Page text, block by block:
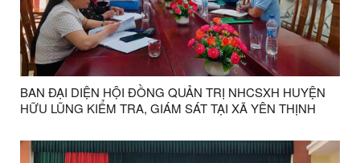
BAN ĐẠI DIỆN HỘI ĐỒNG QUẢN TRỊ NHCSXH HUYỆN
HỮU LŨNG KIỂM TRA, GIÁM SÁT TẠI XÃ YÊN THỊNH